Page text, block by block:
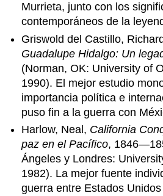
Murrieta, junto con los
contemporáneos de la
Griswold del Castillo,
Guadalupe Hidalgo: Un
(Norman, OK: University of
1990). El mejor estudio
importancia política e
puso fin a la guerra con
Harlow, Neal, California
paz en el Pacífico,
Ángeles y Londres:
1982). La mejor fuente
guerra entre Estados